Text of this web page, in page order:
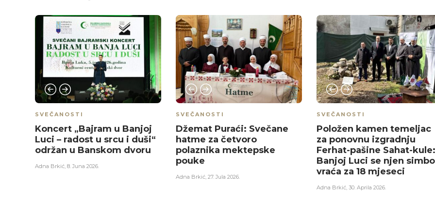
SVEČANOSTI
Koncert „Bajram u Banjoj
Luci – radost u srcu i duši“
održan u Banskom dvoru
Adna Brkić, 8. Juna 2026.
SVEČANOSTI
Džemat Puraći: Svečane
hatme za četvoro
polaznika mektepske
pouke
Adna Brkić, 27. Jula 2026.
SVEČANOSTI
Položen kamen temeljac
za ponovnu izgradnju
Ferhat-pašine Sahat-kule:
Banjoj Luci se njen simbol
vraća za 18 mjeseci
Adna Brkić, 30. Aprila 2026.